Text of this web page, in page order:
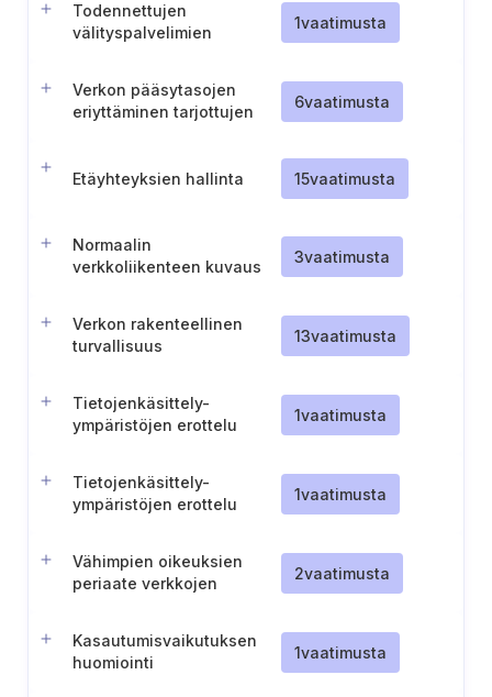
Todennettujen
välityspalvelimien
1vaatimusta
Verkon pääsytasojen
eriyttäminen tarjottujen
6vaatimusta
Etäyhteyksien hallinta 15vaatimusta
Normaalin
verkkoliikenteen kuvaus
3vaatimusta
Verkon rakenteellinen
turvallisuus
13vaatimusta
Tietojenkäsittely-
ympäristöjen erottelu
1vaatimusta
Tietojenkäsittely-
ympäristöjen erottelu
1vaatimusta
Vähimpien oikeuksien
periaate verkkojen
2vaatimusta
Kasautumisvaikutuksen
huomiointi
1vaatimusta